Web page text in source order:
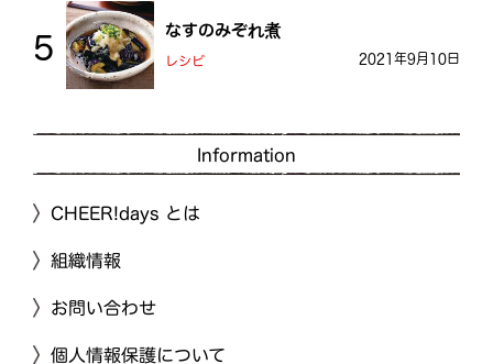
なすのみぞれ煮
レシピ 2021年9月10日
Information
CHEER!days とは
組織情報
お問い合わせ
個人情報保護について